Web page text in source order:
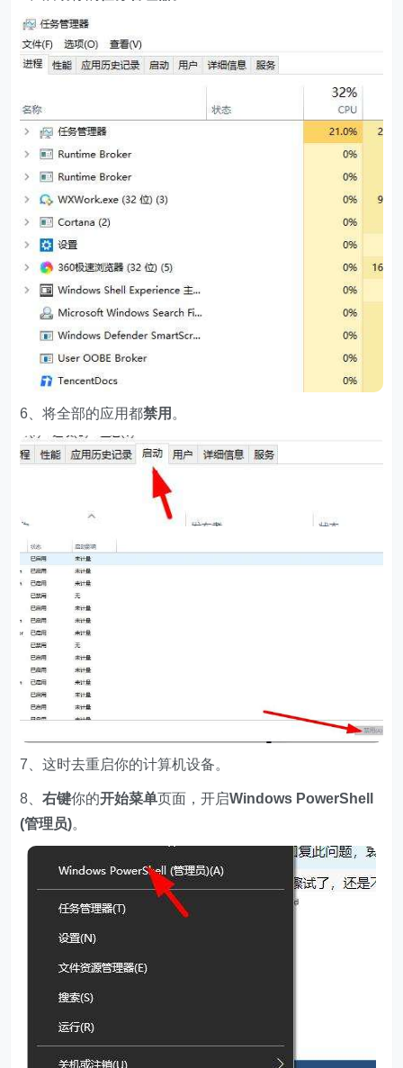
6、将全部的应用都禁用 。
7、这时去重启你的计算机设备。
8、右键你的开始菜单页面，开启Windows PowerShell
(管理员)。